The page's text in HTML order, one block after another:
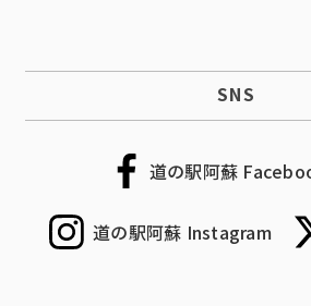
SNS
道の駅阿蘇
道の駅阿蘇 Instagram